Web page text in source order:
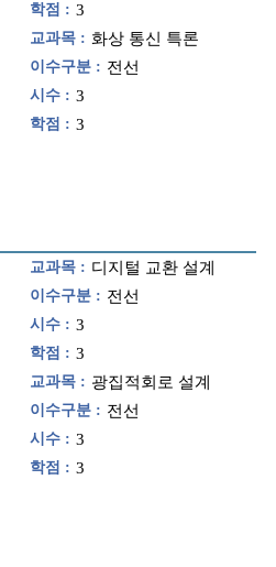
학점 : 3
교과목 : 화상 통신 특론
이수구분 : 전선
시수 : 3
학점 : 3
교과목 : 디지털 교환 설계
이수구분 : 전선
시수 : 3
학점 : 3
교과목 : 광집적회로 설계
이수구분 : 전선
시수 : 3
학점 : 3